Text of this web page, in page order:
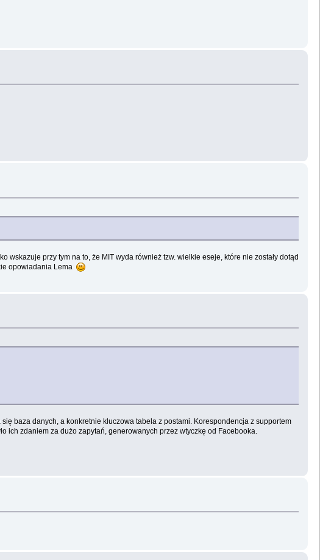
wskazuje przy tym na to, że MIT wyda również tzw. wielkie eseje, które nie zostały dotąd
opowiadania Lema
baza danych, a konkretnie kluczowa tabela z postami. Korespondencja z supportem
ich zdaniem za dużo zapytań, generowanych przez wtyczkę od Facebooka.